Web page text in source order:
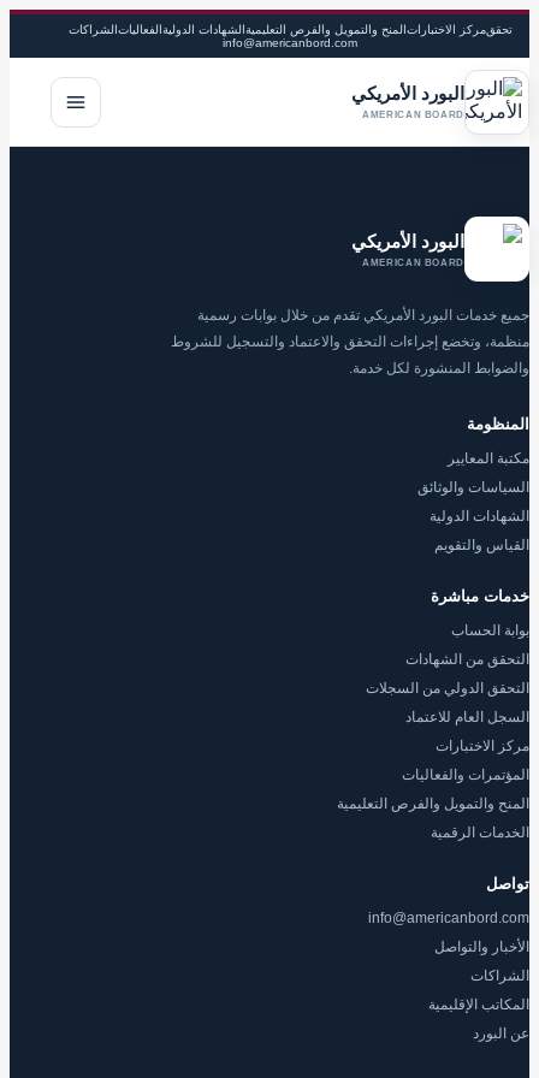
تحققمركز الاختباراتالمنح والتمويل والفرص التعليميةالشهادات الدوليةالفعالياتالشراكات
info@americanbord.com
البورد الأمريكي
AMERICAN BOARD
البورد الأمريكي
AMERICAN BOARD
جميع خدمات البورد الأمريكي تقدم من خلال بوابات رسمية
منظمة، وتخضع إجراءات التحقق والاعتماد والتسجيل للشروط
والضوابط المنشورة لكل خدمة.
المنظومة
مكتبة المعايير
السياسات والوثائق
الشهادات الدولية
القياس والتقويم
خدمات مباشرة
بوابة الحساب
التحقق من الشهادات
التحقق الدولي من السجلات
السجل العام للاعتماد
مركز الاختبارات
المؤتمرات والفعاليات
المنح والتمويل والفرص التعليمية
الخدمات الرقمية
تواصل
info@americanbord.com
الأخبار والتواصل
الشراكات
المكاتب الإقليمية
عن البورد